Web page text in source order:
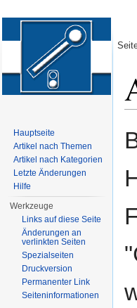
Hauptseite
Artikel nach Themen
Artikel nach Kategorien
Letzte Änderungen
Hilfe
Werkzeuge
Links auf diese Seite
Änderungen an
verlinkten Seiten
Spezialseiten
Druckversion
Permanenter Link
Seiten­informationen